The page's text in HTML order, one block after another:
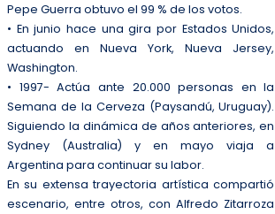
Pepe Guerra obtuvo el 99 % de los votos.
• En junio hace una gira por Estados Unidos,
actuando en Nueva York, Nueva Jersey,
Washington.
• 1997- Actúa ante 20.000 personas en la
Semana de la Cerveza (Paysandú, Uruguay).
Siguiendo la dinámica de años anteriores, en
Sydney (Australia) y en mayo viaja a
Argentina para continuar su labor.
En su extensa trayectoria artística compartió
escenario, entre otros, con Alfredo Zitarroza